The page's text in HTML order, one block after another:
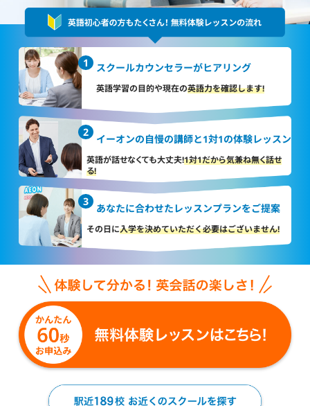
スクールカウンセラーがヒアリング
英語学習の目的や現在の英語力を確認します!
イーオンの自慢の講師と1対1の体験レッスン
英語が話せなくても大丈夫!1対1だから気兼ね無く話せ
る!
あなたに合わせたレッスンプランをご提案
その日に入学を決めていただく必要はございません!